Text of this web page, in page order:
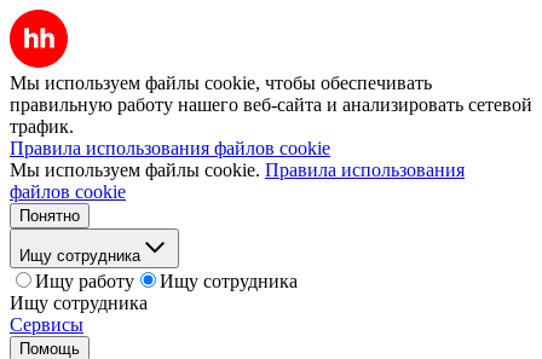
Мы используем файлы cookie, чтобы обеспечивать
правильную работу нашего веб-сайта и анализировать сетевой
трафик.
Правила использования файлов cookie
Мы используем файлы cookie. Правила использования
файлов cookie
Понятно
Ищу сотрудника
Ищу работу
Ищу сотрудника
Ищу сотрудника
Сервисы
Помощь